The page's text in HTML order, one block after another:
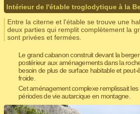
Intérieur de l'étable troglodytique à la
Entre la citerne et l'étable se trouve une
deux parties qui remplit complètement la
sont privées et fermées.
Le grand cabanon construit devant la
postérieur aux aménagements dans la
besoin de plus de surface habitable et
froide.
Cet aménagement complexe remplissait
périodes de vie autarcique en montagne.